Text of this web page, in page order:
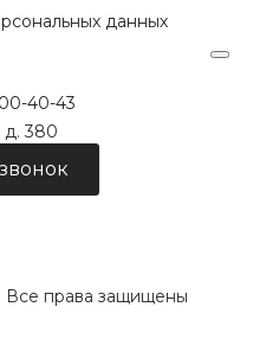
данных
40-43
д. 380
права защищены